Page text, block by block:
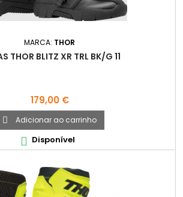
MARCA: THOR
THOR BLITZ XR TRL BK/G 11
Preço
179,00 €
 Adicionar ao carrinho
 Disponível